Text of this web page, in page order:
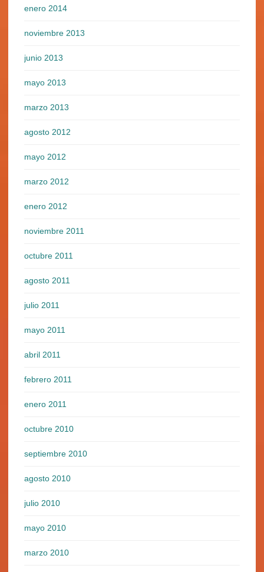
enero 2014
noviembre 2013
junio 2013
mayo 2013
marzo 2013
agosto 2012
mayo 2012
marzo 2012
enero 2012
noviembre 2011
octubre 2011
agosto 2011
julio 2011
mayo 2011
abril 2011
febrero 2011
enero 2011
octubre 2010
septiembre 2010
agosto 2010
julio 2010
mayo 2010
marzo 2010